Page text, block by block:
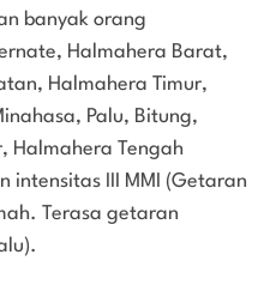
banyak orang
Halmahera Barat,
Halmahera Timur,
Palu, Bitung,
Halmahera Tengah
intensitas III MMI (Getaran
Terasa getaran